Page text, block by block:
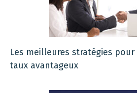
Les meilleures stratégies
taux avantageux